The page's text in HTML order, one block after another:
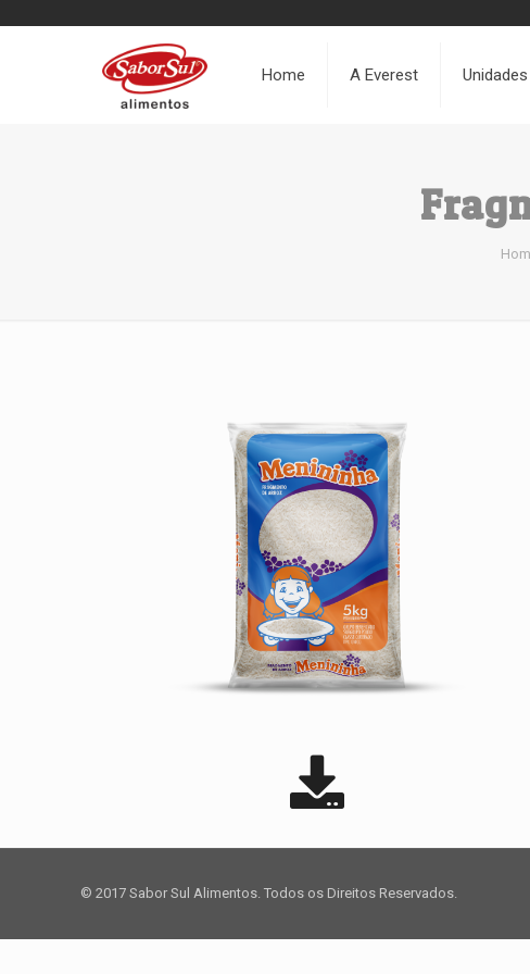
Home A Everest Unidades
© 2017 Sabor Sul Alimentos. Todos os Direitos Reservados.